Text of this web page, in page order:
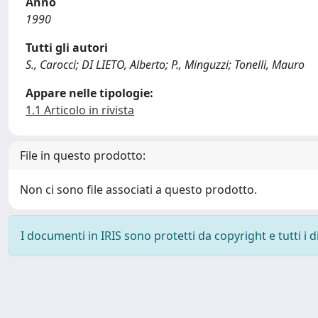
1990
Tutti gli autori
S., Carocci; DI LIETO, Alberto; P., Minguzzi; Tonelli, Mauro
Appare nelle tipologie:
1.1 Articolo in rivista
File in questo prodotto:
Non ci sono file associati a questo prodotto.
I documenti in IRIS sono protetti da copyright e tutti i